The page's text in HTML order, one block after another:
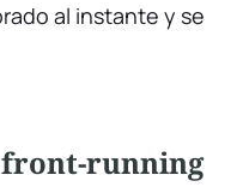
al instante y se
front-running